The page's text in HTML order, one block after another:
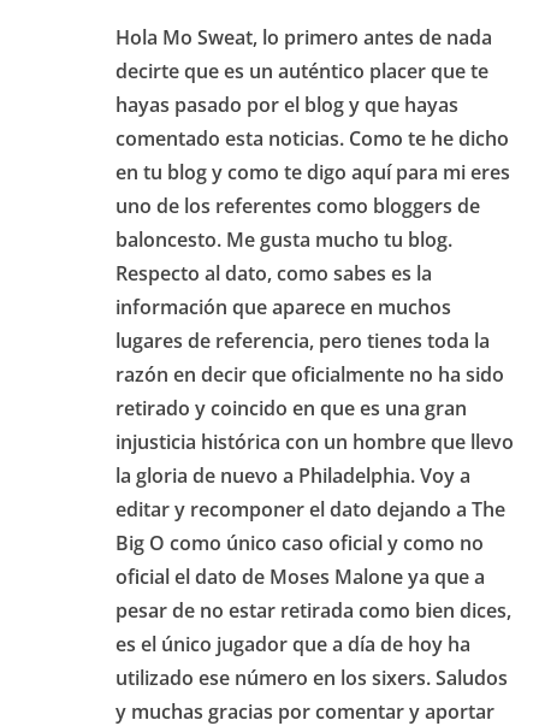
Hola Mo Sweat, lo primero antes de nada
decirte que es un auténtico placer que te
hayas pasado por el blog y que hayas
comentado esta noticias. Como te he dicho
en tu blog y como te digo aquí para mi eres
uno de los referentes como bloggers de
baloncesto. Me gusta mucho tu blog.
Respecto al dato, como sabes es la
información que aparece en muchos
lugares de referencia, pero tienes toda la
razón en decir que oficialmente no ha sido
retirado y coincido en que es una gran
injusticia histórica con un hombre que llevo
la gloria de nuevo a Philadelphia. Voy a
editar y recomponer el dato dejando a The
Big O como único caso oficial y como no
oficial el dato de Moses Malone ya que a
pesar de no estar retirada como bien dices,
es el único jugador que a día de hoy ha
utilizado ese número en los sixers. Saludos
y muchas gracias por comentar y aportar